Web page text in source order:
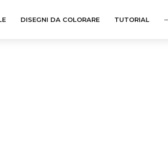
DISEGNI DA COLORARE TUTORIAL ···